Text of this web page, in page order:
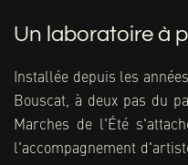
Un laboratoire à
Installée depuis les
Bouscat, à deux pas du
Marches de l'Été
l'accompagnement